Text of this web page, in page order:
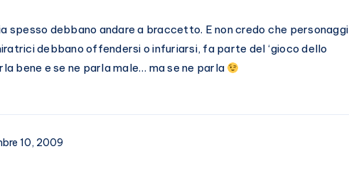
spesso debbano andare a braccetto. E non credo che personaggi
debbano offendersi o infuriarsi, fa parte del ‘gioco dello
bene e se ne parla male… ma se ne parla
10, 2009